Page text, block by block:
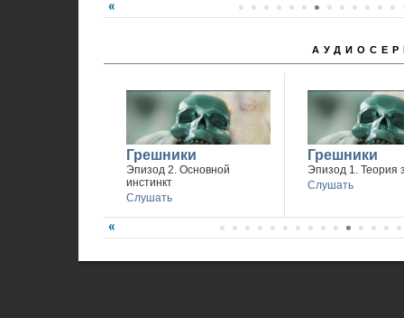
Грешники
Эпизод 2. Основной
инстинкт
Слушать
Грешники
Эпизод 1. Теория
Слушать